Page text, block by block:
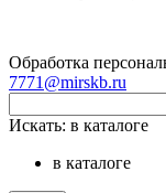
Обработка
7771@mirskb.ru
Искать: в каталоге
в каталоге